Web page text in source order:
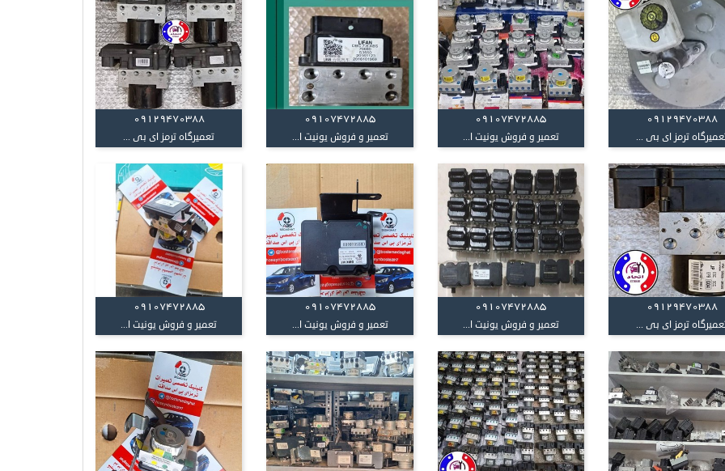
09129470388
ترمز ای بی ...
09107472885
تعمیر و فروش یونیت ا...
09107472885
تعمیر و فروش یونیت ا...
09129470388
تعمیرگاه ترمز ای بی ...
09129470388
ترمز ای بی ...
09107472885
تعمیر و فروش یونیت ا...
09107472885
تعمیر و فروش یونیت ا...
09107472885
تعمیر و فروش یونیت ا...